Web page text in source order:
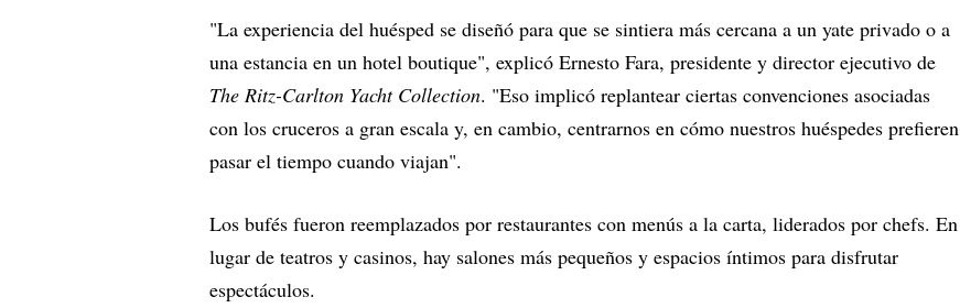
"La experiencia del huésped se diseñó para que se sintiera más cercana a un yate privado o a
una estancia en un hotel boutique", explicó Ernesto Fara, presidente y director ejecutivo de
The Ritz-Carlton Yacht Collection. "Eso implicó replantear ciertas convenciones asociadas
con los cruceros a gran escala y, en cambio, centrarnos en cómo nuestros huéspedes prefieren
pasar el tiempo cuando viajan".
Los bufés fueron reemplazados por restaurantes con menús a la carta, liderados por chefs. En
lugar de teatros y casinos, hay salones más pequeños y espacios íntimos para disfrutar
espectáculos.